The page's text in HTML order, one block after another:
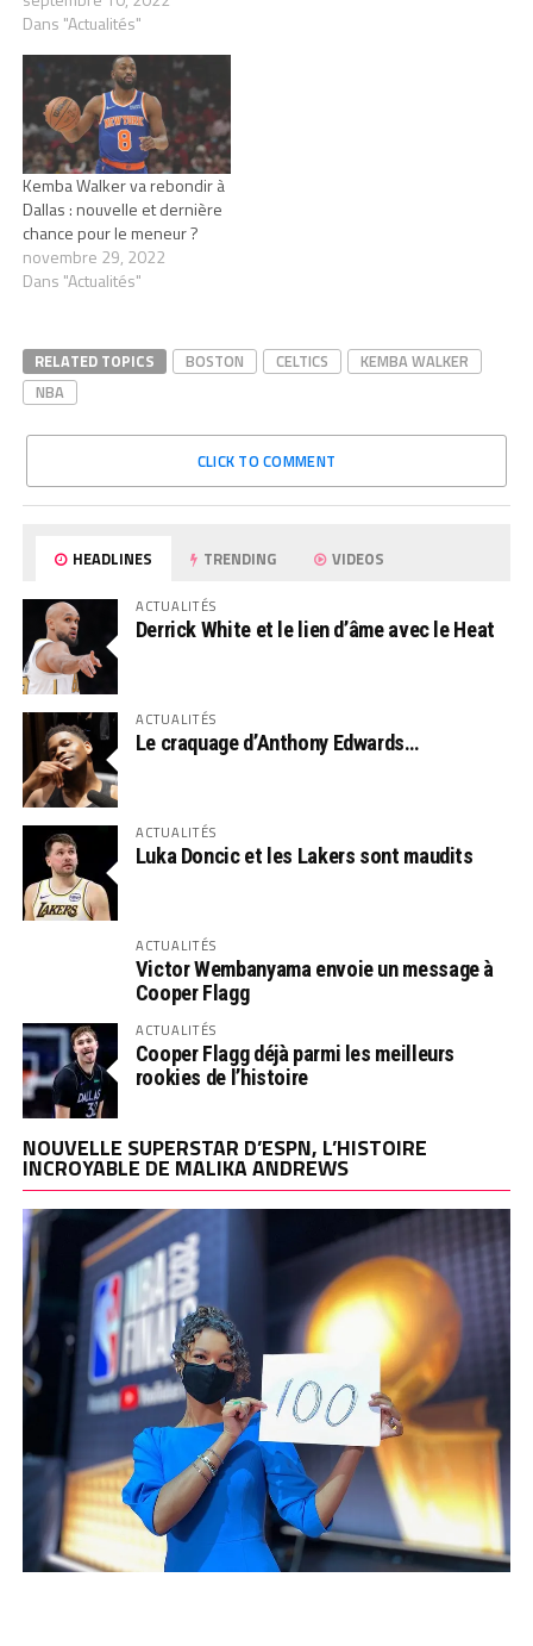
Dans "Actualités"
Kemba Walker va rebondir à
Dallas : nouvelle et dernière
chance pour le meneur ?
novembre 29, 2022
Dans "Actualités"
RELATED TOPICS BOSTON CELTICS
KEMBA WALKER
NBA
CLICK TO COMMENT
HEADLINES TRENDING VIDEOS
ACTUALITÉS
Derrick White et le lien d’âme avec le Heat
ACTUALITÉS
Le craquage d’Anthony Edwards…
ACTUALITÉS
Luka Doncic et les Lakers sont maudits
ACTUALITÉS
Victor Wembanyama envoie un message à
Cooper Flagg
ACTUALITÉS
Cooper Flagg déjà parmi les meilleurs
rookies de l’histoire
NOUVELLE SUPERSTAR D’ESPN, L’HISTOIRE
INCROYABLE DE MALIKA ANDREWS